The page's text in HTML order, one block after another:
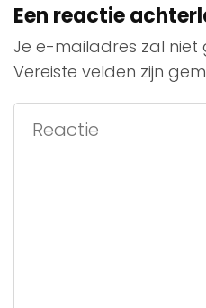
Een reactie
Je e-mailadres zal
Vereiste velden zijn